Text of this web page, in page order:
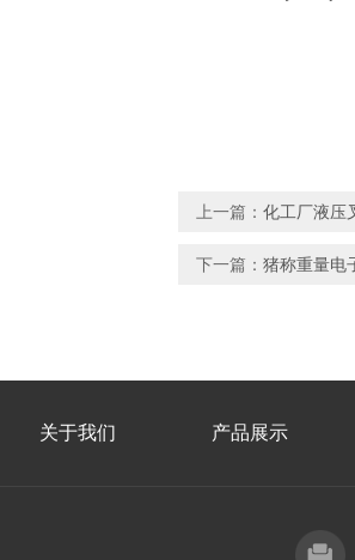
上一篇： 化工厂液压
下一篇： 猪称重量电
关于我们 产品展示